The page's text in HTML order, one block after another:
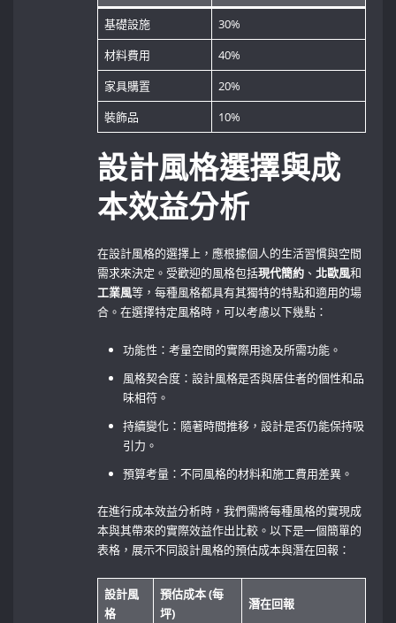
基礎設施
30%
材料費用
40%
家具購置
20%
裝飾品
10%
設計風格選擇與成
本效益分析
在設計風格的選擇上，應根據個人的生活習慣與空間
需求來決定。受歡迎的風格包括現代簡約 、北歐風和
工業風等，每種風格都具有其獨特的特點和適用的場
合。在選擇特定風格時，可以考慮以下幾點：
功能性：考量空間的實際用途及所需功能。
風格契合度：設計風格是否與居住者的個性和品
味相符。
持續變化：隨著時間推移，設計是否仍能保持吸
引力。
預算考量：不同風格的材料和施工費用差異。
在進行成本效益分析時，我們需將每種風格的實現成
本與其帶來的實際效益作出比較。以下是一個簡單的
表格，展示不同設計風格的預估成本與潛在回報：
設計風
格
預估成本 (每
坪)
潛在回報